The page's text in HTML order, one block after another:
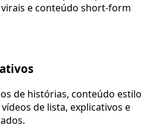
e conteúdo short-form
de histórias, conteúdo estilo
de lista, explicativos e